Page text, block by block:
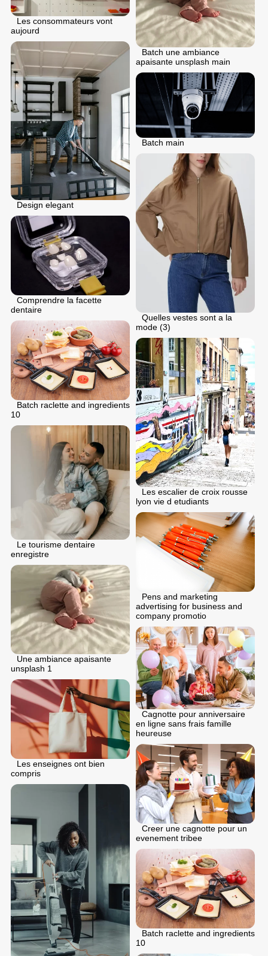
Les consommateurs vont
aujourd
Batch une ambiance
apaisante unsplash main
Design elegant
Batch main
Quelles vestes sont a la
mode (3)
Comprendre la facette
dentaire
Batch raclette and ingredients
10
Les escalier de croix rousse
lyon vie d etudiants
Le tourisme dentaire
enregistre
Pens and marketing
advertising for business and
company promotio
Une ambiance apaisante
unsplash 1
Cagnotte pour anniversaire
en ligne sans frais famille
heureuse
Les enseignes ont bien
compris
Creer une cagnotte pour un
evenement tribee
Batch raclette and ingredients
10